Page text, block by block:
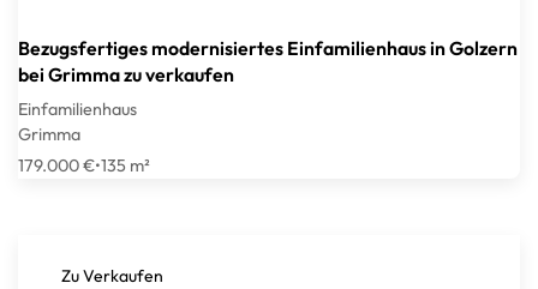
Bezugsfertiges modernisiertes Einfamilienhaus in Golzern
bei Grimma zu verkaufen
Einfamilienhaus
Grimma
179.000 €•135 m²
Zu Verkaufen